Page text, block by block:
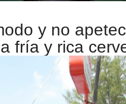
y no
fría y rica